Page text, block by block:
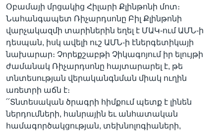
Օբամայի մրցակից Հիլարի Քլինթոնի մոտ։
Նահանգապետ Ռիչարդսոնը Բիլ Քլինթոնի
վարչակազմի տարիներին եղել է ՄԱԿ-ում ԱՄՆ-ի
դեսպան, իսկ ավելի ուշ ԱՄՆ-ի էներգետիկայի
նախարար։ Չորեքշաբթի Չիկագոյում իր ելույթի
ժամանակ Ռիչարդսոնը հայտարարել է, թե
տնտեսության վերականգնման միակ ուղին
առետրի աճն է։
՛՛Տնտեսական ծրագրի հիմքում պետք է լինեն
ներդումների, հանրային եւ անհատական
համագործակցության, տեխնոլոգիաների,